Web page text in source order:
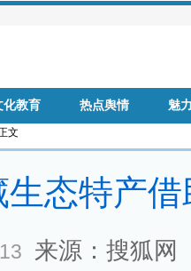
化教育 热点舆情 魅
文
态特产
来源：搜狐网